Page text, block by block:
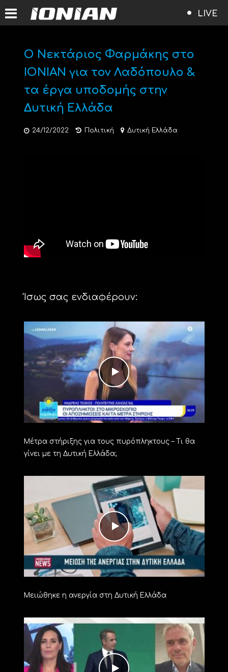
LIVE
Ο Νεκτάριος Φαρμάκης στο
ΙΟΝΙΑΝ για τον Λαδόπουλο &
τα έργα υποδομής στην
Δυτική Ελλάδα
24/12/2022 Πολιτική Δυτική Ελλάδα
Ίσως σας ενδιαφέρουν:
Μέτρα στήριξης για τους πυρόπληκτους – Τι θα
γίνει με τη Δυτική Ελλάδα;
Μειώθηκε η ανεργία στη Δυτική Ελλάδα